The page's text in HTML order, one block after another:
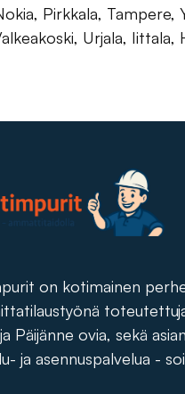
Pirkkala, Tampere,
Urjala, Iittala,
on kotimainen
Päijänne ovia, sekä
ja asennuspalvelua -